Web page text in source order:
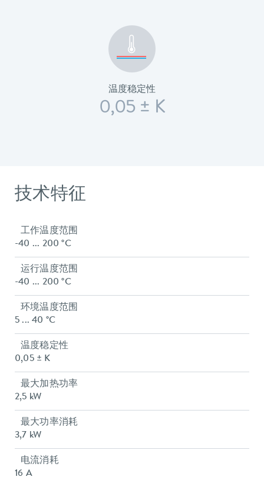
温度稳定性
0,05 ± K
技术特征
工作温度范围
-40 ... 200 °C
运行温度范围
-40 ... 200 °C
环境温度范围
5 ... 40 °C
温度稳定性
0,05 ± K
最大加热功率
2,5 kW
最大功率消耗
3,7 kW
电流消耗
16 A